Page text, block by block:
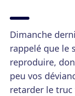
Dimanche
rappelé que le
reproduire,
peu vos
retarder le